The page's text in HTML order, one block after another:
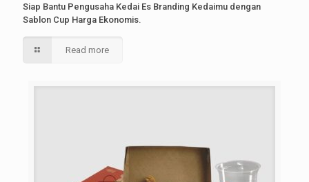
Siap Bantu Pengusaha Kedai Es Branding Kedaimu dengan
Sablon Cup Harga Ekonomis.
Read more